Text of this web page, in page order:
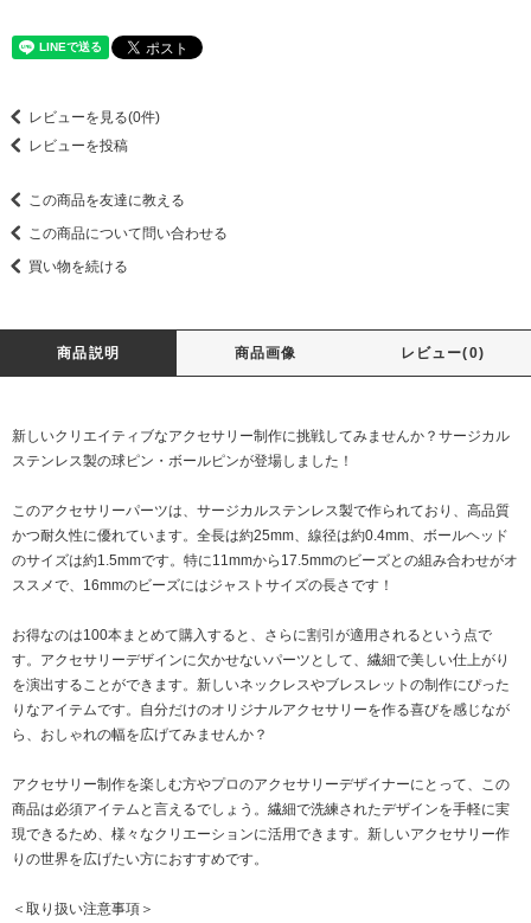
レビューを見る(0件)
レビューを投稿
この商品を友達に教える
この商品について問い合わせる
買い物を続ける
商品説明 商品画像 レビュー(0)
新しいクリエイティブなアクセサリー制作に挑戦してみませんか？サージカル
ステンレス製の球ピン・ボールピンが登場しました！
このアクセサリーパーツは、サージカルステンレス製で作られており、高品質
かつ耐久性に優れています。全長は約25mm、線径は約0.4mm、ボールヘッド
のサイズは約1.5mmです。特に11mmから17.5mmのビーズとの組み合わせがオ
ススメで、16mmのビーズにはジャストサイズの長さです！
お得なのは100本まとめて購入すると、さらに割引が適用されるという点で
す。アクセサリーデザインに欠かせないパーツとして、繊細で美しい仕上がり
を演出することができます。新しいネックレスやブレスレットの制作にぴった
りなアイテムです。自分だけのオリジナルアクセサリーを作る喜びを感じなが
ら、おしゃれの幅を広げてみませんか？
アクセサリー制作を楽しむ方やプロのアクセサリーデザイナーにとって、この
商品は必須アイテムと言えるでしょう。繊細で洗練されたデザインを手軽に実
現できるため、様々なクリエーションに活用できます。新しいアクセサリー作
りの世界を広げたい方におすすめです。
＜取り扱い注意事項＞